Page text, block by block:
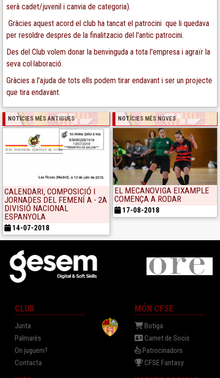
serà cadet/juvenil i canvia de categoria).
Gràcies aquest acord el club ha tancat el patrocini que li quedava
per resoldre despres de la finalitzacio del l'antic patrocini.
Des del Club volem donar la benvinguda a tota l'empresa i agraïr la
seva col·laboració.
Gràcies a l'ajuda de tots ells podem tirar endavant i ser un projecte
que tira endavant.
NOTÍCIES MÉS ANTIGUES
CALENDARI, COMPOSICIÓ I
JORNADES DEL FEMENÍ A - 2A
DIVISIÓ NACIONAL
ESPANYOLA
14-07-2018
NOTÍCIES MÉS NOVES
EL MECANOVIGA EIXAMPLE
COMENÇA A RODAR
17-08-2018
CLUB
Junta
Palmarès
On juguem?
Contacta
MÓN CFSE
Botiga
Carnet de Socis
Patrocinadors
CFSE Fantasy